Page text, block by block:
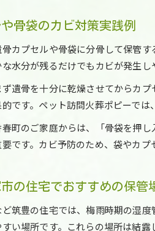
骨袋のカビ対策実践例
カプセルや骨袋に分骨して保管
水分が残るだけでもカビが発生し
遺骨を十分に乾燥させてからカ
です。ペット訪問火葬ポピーで
町のご家庭からは、「骨袋を押
です。カビ予防のため、袋やカプ
の住宅でおすすめの保管
筑豊の住宅では、梅雨時期の湿
い場所です。これらの場所は結